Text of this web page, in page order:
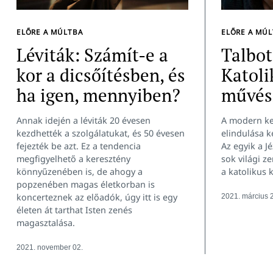
ELŐRE A MÚLTBA
Léviták: Számít-e a
kor a dicsőítésben, és
ha igen, mennyiben?
Annak idején a léviták 20 évesen
kezdhették a szolgálatukat, és 50 évesen
fejezték be azt. Ez a tendencia
megfigyelhető a keresztény
könnyűzenében is, de ahogy a
popzenében magas életkorban is
koncerteznek az előadók, úgy itt is egy
életen át tarthat Isten zenés
magasztalása.
2021. november 02.
ELŐRE A
A modern
elindulása
Az egyik a
sok világi
a katolikus
2021. március